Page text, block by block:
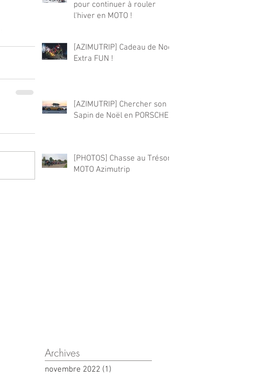
pour continuer à rouler
l'hiver en MOTO !
[AZIMUTRIP] Cadeau de Noël
Extra FUN !
[AZIMUTRIP] Chercher son
Sapin de Noël en PORSCHE !
[PHOTOS] Chasse au Trésor
MOTO Azimutrip
Archives
novembre 2022 (1)